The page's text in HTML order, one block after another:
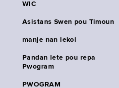
WIC
Asistans Swen pou Timoun
manje nan lekol
Pandan lete pou repa
Pwogram
PWOGRAM